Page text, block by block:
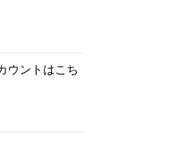
ウントはこち